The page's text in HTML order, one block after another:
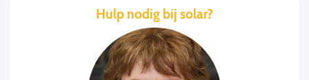
Hulp nodig bij solar?